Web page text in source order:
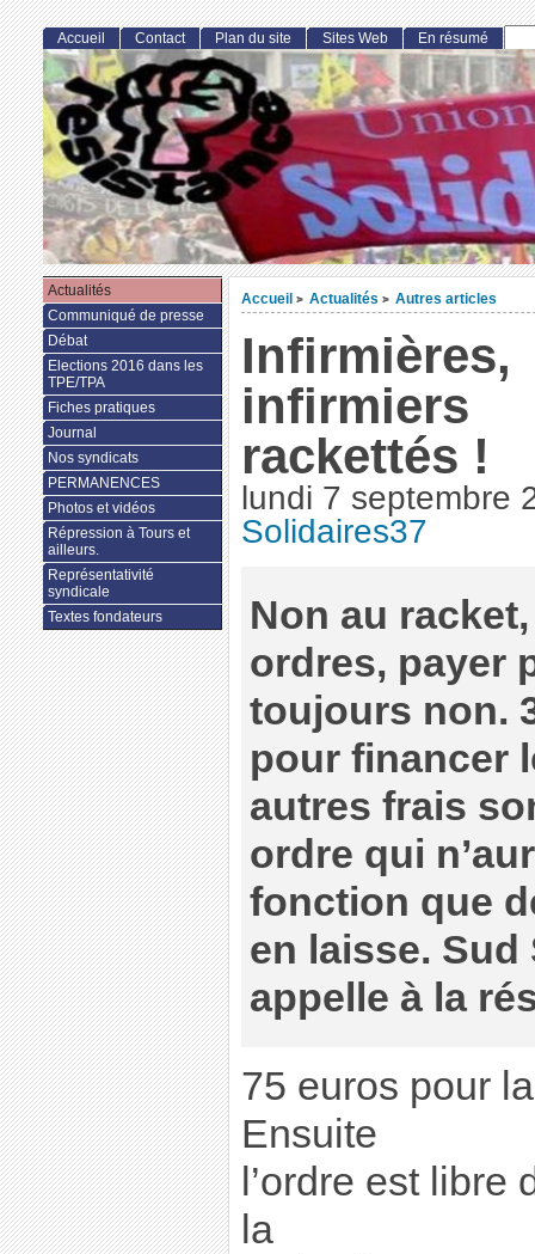
Accueil > Actualités > Autres articles
Infirmières,
infirmiers
rackettés !
lundi 7 septembre
Solidaires37
Non au
ordres, payer
toujours non.
pour financer
autres frais
ordre qui
fonction que
en laisse. Sud
appelle à la
75 euros pour
Ensuite
l’ordre est
la
Accueil Contact Plan du site Sites Web En résumé
Actualités
Communiqué de presse
Débat
Elections 2016 dans les
TPE/TPA
Fiches pratiques
Journal
Nos syndicats
PERMANENCES
Photos et vidéos
Répression à Tours et
ailleurs.
Représentativité
syndicale
Textes fondateurs